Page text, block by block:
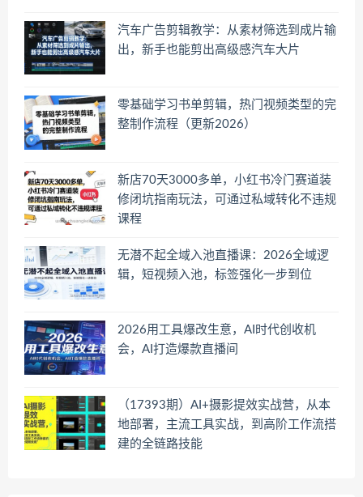
汽车广告剪辑教学：从素材筛选到成片输
出，新手也能剪出高级感汽车大片
零基础学习书单剪辑，热门视频类型的完
整制作流程（更新2026）
新店70天3000多单，小红书冷门赛道装
修闭坑指南玩法，可通过私域转化不违规
课程
无潜不起全域入池直播课：2026全域逻
辑，短视频入池，标签强化一步到位
2026用工具爆改生意，AI时代创收机
会，AI打造爆款直播间
（17393期）AI+摄影提效实战营，从本
地部署，主流工具实战，到高阶工作流搭
建的全链路技能